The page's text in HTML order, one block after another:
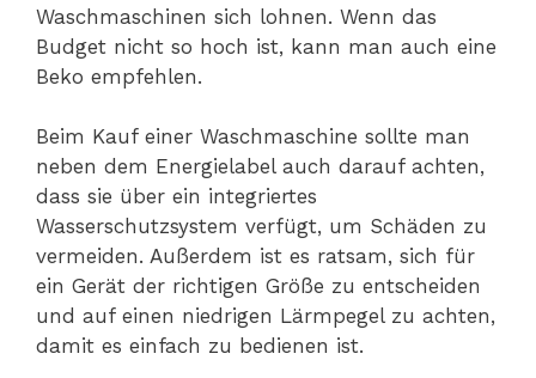
Waschmaschinen sich lohnen. Wenn das
Budget nicht so hoch ist, kann man auch eine
Beko empfehlen.
Beim Kauf einer Waschmaschine sollte man
neben dem Energielabel auch darauf achten,
dass sie über ein integriertes
Wasserschutzsystem verfügt, um Schäden zu
vermeiden. Außerdem ist es ratsam, sich für
ein Gerät der richtigen Größe zu entscheiden
und auf einen niedrigen Lärmpegel zu achten,
damit es einfach zu bedienen ist.